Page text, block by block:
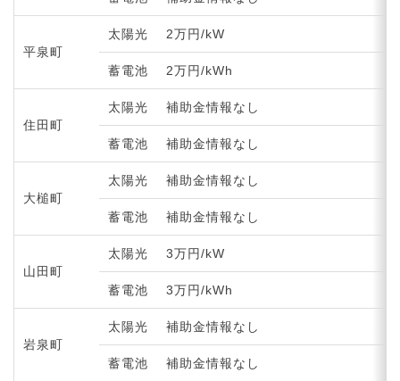
平泉町
太陽光 2万円/kW
蓄電池 2万円/kWh
住田町
太陽光 補助金情報なし
蓄電池 補助金情報なし
大槌町
太陽光 補助金情報なし
蓄電池 補助金情報なし
山田町
太陽光 3万円/kW
蓄電池 3万円/kWh
岩泉町
太陽光 補助金情報なし
蓄電池 補助金情報なし